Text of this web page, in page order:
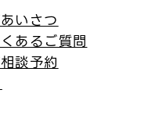
いさつ
あるご質問
談予約